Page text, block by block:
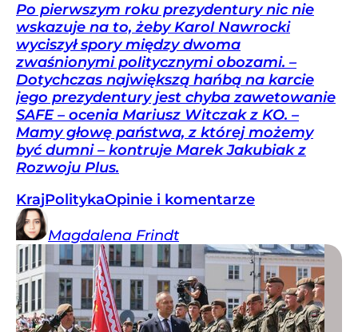
Po pierwszym roku prezydentury nic nie
wskazuje na to, żeby Karol Nawrocki
wyciszył spory między dwoma
zwaśnionymi politycznymi obozami. –
Dotychczas największą hańbą na karcie
jego prezydentury jest chyba zawetowanie
SAFE – ocenia Mariusz Witczak z KO. –
Mamy głowę państwa, z której możemy
być dumni – kontruje Marek Jakubiak z
Rozwoju Plus.
KrajPolitykaOpinie i komentarze
Magdalena Frindt